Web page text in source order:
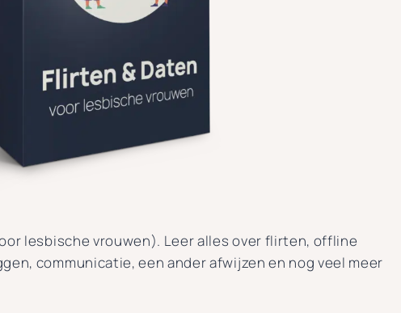
lesbische vrouwen). Leer alles over flirten, offline
communicatie, een ander afwijzen en nog veel meer